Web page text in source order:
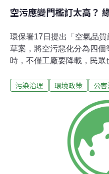
空污應變門檻訂太高？
環保署17日提出「空氣品
草案，將空污惡化分為四
時，不僅工廠要降載，民
好氣聯盟、台灣護樹團體
列即時值。環保署「空氣
正草案提出後，看法兩極
應強制規範民眾行為，但
急應變啟動的標準訂得太
來，台灣本島PM2.5濃度根
污染治理 環境政策 公